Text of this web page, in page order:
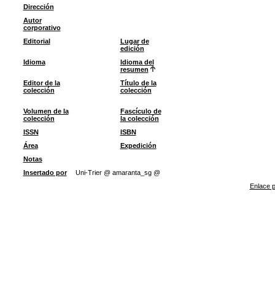
Dirección
Autor
corporativo
Editorial
Lugar de
edición
Idioma
Idioma del
resumen
Editor de la
colección
Título de la
colección
Volumen de la
colección
Fascículo de
la colección
ISSN
ISBN
Área
Expedición
Notas
Insertado por
Uni-Trier @ amaranta_sg @
Enlace